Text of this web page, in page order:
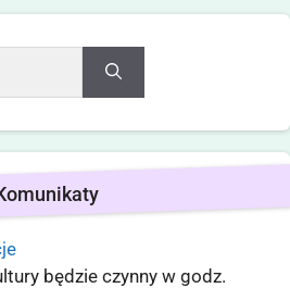
będzie czynny w godz.